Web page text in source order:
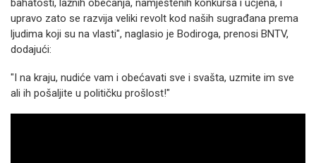
bahatosti, lažnih obećanja, namještenih konkursa i ucjena, i
upravo zato se razvija veliki revolt kod naših sugrađana prema
ljudima koji su na vlasti", naglasio je Bodiroga, prenosi BNTV,
dodajući:
"I na kraju, nudiće vam i obećavati sve i svašta, uzmite im sve
ali ih pošaljite u političku prošlost!"